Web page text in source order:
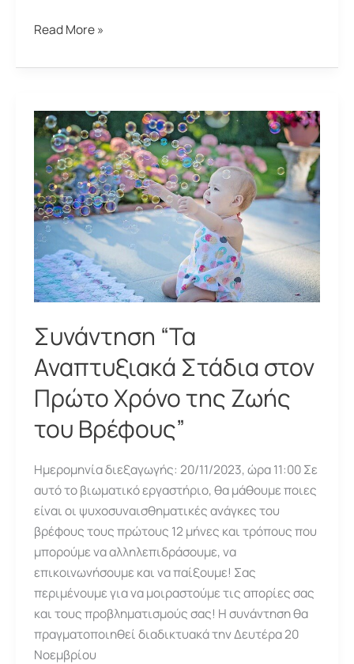
Συνάντηση
Τι
σημαντικό
να
γνωρίζω;
Read More »
Συνάντηση “Τα
Αναπτυξιακά Στάδια στον
Πρώτο Χρόνο της Ζωής
του Βρέφους”
Ημερομηνία διεξαγωγής: 20/11/2023, ώρα 11:00 Σε
αυτό το βιωματικό εργαστήριο, θα μάθουμε ποιες
είναι οι ψυχοσυναισθηματικές ανάγκες του
βρέφους τους πρώτους 12 μήνες και τρόπους που
μπορούμε να αλληλεπιδράσουμε, να
επικοινωνήσουμε και να παίξουμε! Σας
περιμένουμε για να μοιραστούμε τις απορίες σας
και τους προβληματισμούς σας! Η συνάντηση θα
πραγματοποιηθεί διαδικτυακά την Δευτέρα 20
Νοεμβρίου